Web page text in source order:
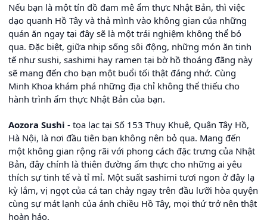
Nếu bạn là một tín đồ đam mê ẩm thực Nhật Bản, thì việc
dạo quanh Hồ Tây và thả mình vào không gian của những
quán ăn ngay tại đây sẽ là một trải nghiệm không thể bỏ
qua. Đặc biệt, giữa nhịp sống sôi động, những món ăn tinh
tế như sushi, sashimi hay ramen tại bờ hồ thoáng đãng này
sẽ mang đến cho bạn một buổi tối thật đáng nhớ. Cùng
Minh Khoa khám phá những địa chỉ không thể thiếu cho
hành trình ẩm thực Nhật Bản của bạn.
Aozora Sushi - tọa lạc tại Số 153 Thụy Khuê, Quận Tây Hồ,
Hà Nội, là nơi đầu tiên bạn không nên bỏ qua. Mang đến
một không gian rộng rãi với phong cách đặc trưng của Nhật
Bản, đây chính là thiên đường ẩm thực cho những ai yêu
thích sự tinh tế và tỉ mỉ. Một suất sashimi tươi ngon ở đây lạ
kỳ lắm, vị ngọt của cá tan chảy ngay trên đầu lưỡi hòa quyện
cùng sự mát lạnh của ánh chiều Hồ Tây, mọi thứ trở nên thật
hoàn hảo.